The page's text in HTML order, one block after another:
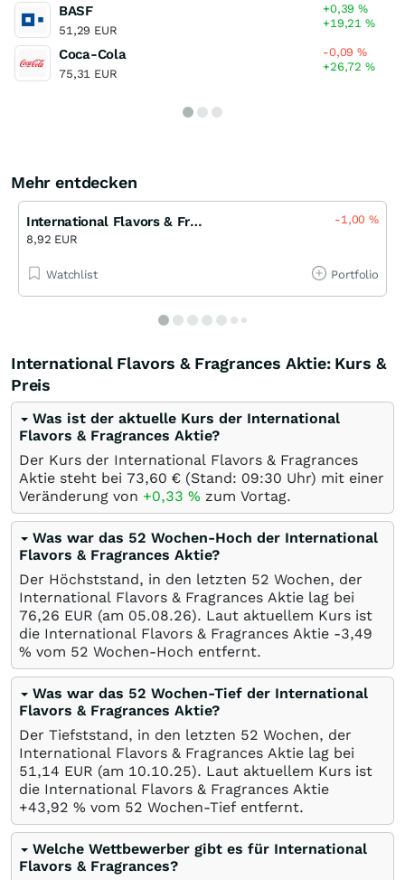
BASF
51,29 EUR
+0,39%
+19,21%
Coca-Cola
75,31 EUR
-0,09%
+26,72%
Mehr entdecken
International Flavors & Fragrances Inc. Faktor 2x Short Open End (MS)
8,92 EUR
-1,00%
Watchlist Portfolio
International Flavors & Fragrances Aktie: Kurs &
Preis
Was ist der aktuelle Kurs der International
Flavors & Fragrances Aktie?
Der Kurs der International Flavors & Fragrances
Aktie steht bei 73,60 € (Stand: 09:30 Uhr) mit einer
Veränderung von +0,33 % zum Vortag.
Was war das 52 Wochen-Hoch der International
Flavors & Fragrances Aktie?
Der Höchststand, in den letzten 52 Wochen, der
International Flavors & Fragrances Aktie lag bei
76,26 EUR (am 05.08.26). Laut aktuellem Kurs ist
die International Flavors & Fragrances Aktie -3,49
% vom 52 Wochen-Hoch entfernt.
Was war das 52 Wochen-Tief der International
Flavors & Fragrances Aktie?
Der Tiefststand, in den letzten 52 Wochen, der
International Flavors & Fragrances Aktie lag bei
51,14 EUR (am 10.10.25). Laut aktuellem Kurs ist
die International Flavors & Fragrances Aktie
+43,92 % vom 52 Wochen-Tief entfernt.
Welche Wettbewerber gibt es für International
Flavors & Fragrances?